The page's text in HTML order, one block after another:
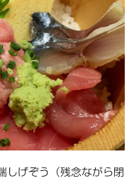
しげぞう（残念ながら閉